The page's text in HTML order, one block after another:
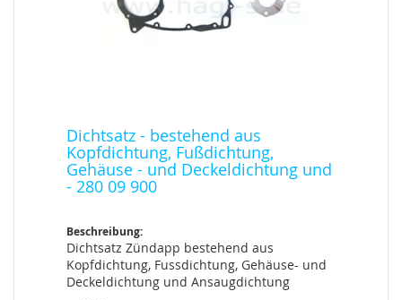
Dichtsatz - bestehend aus
Kopfdichtung, Fußdichtung,
Gehäuse - und Deckeldichtung und
- 280 09 900
Beschreibung:
Dichtsatz Zündapp bestehend aus
Kopfdichtung, Fussdichtung, Gehäuse- und
Deckeldichtung und Ansaugdichtung